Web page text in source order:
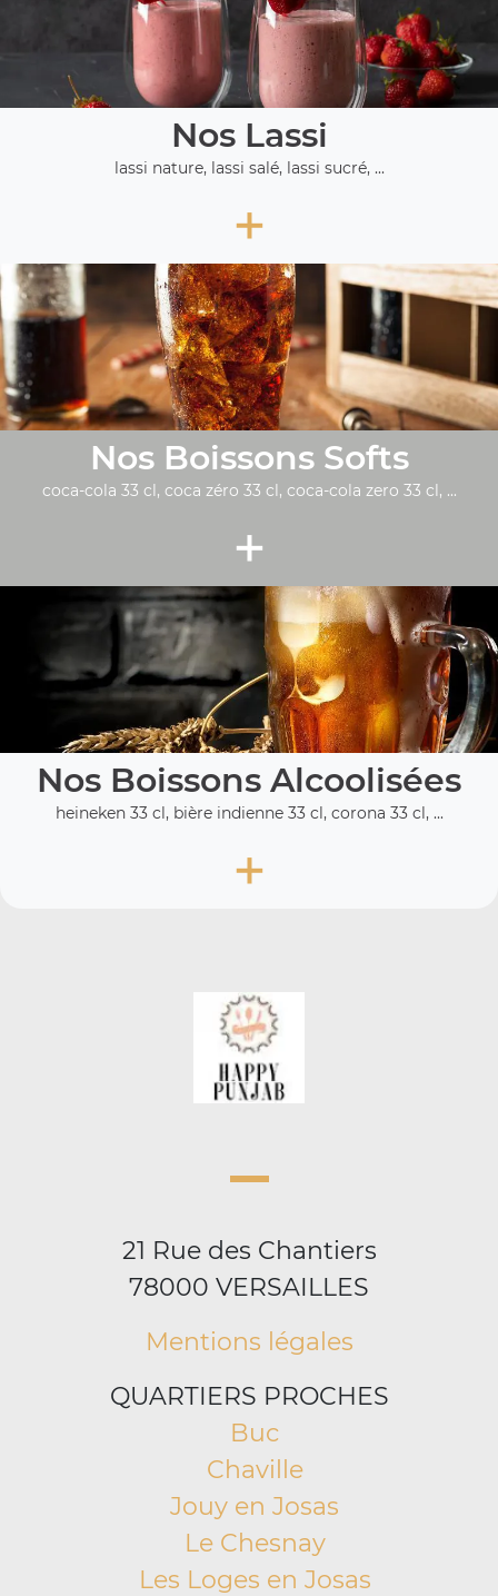
Nos Lassi
lassi nature, lassi salé, lassi sucré, ...
+
Nos Boissons Softs
coca-cola 33 cl, coca zéro 33 cl, coca-cola zero 33 cl, ...
+
Nos Boissons Alcoolisées
heineken 33 cl, bière indienne 33 cl, corona 33 cl, ...
+
21 Rue des Chantiers
78000 VERSAILLES
Mentions légales
QUARTIERS PROCHES
Buc
Chaville
Jouy en Josas
Le Chesnay
Les Loges en Josas